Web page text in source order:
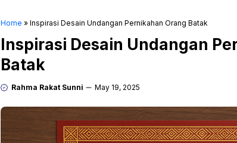
Home » Inspirasi Desain Undangan Pernikahan Orang Batak
Inspirasi Desain Undangan
Batak
Rahma Rakat Sunni May 19, 2025